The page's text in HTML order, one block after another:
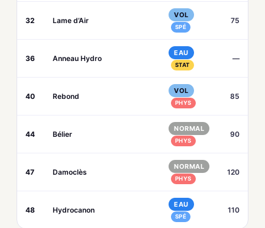
32 Lame d’Air
VOL
SPÉ
75
36 Anneau Hydro
EAU
STAT
—
40 Rebond
VOL
PHYS
85
44 Bélier
NORMAL
PHYS
90
47 Damoclès
NORMAL
PHYS
120
48 Hydrocanon
EAU
SPÉ
110